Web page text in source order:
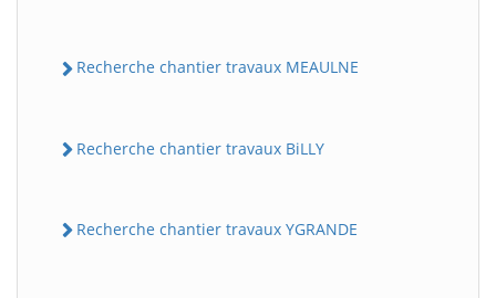
Recherche chantier travaux MEAULNE
Recherche chantier travaux BiLLY
Recherche chantier travaux YGRANDE